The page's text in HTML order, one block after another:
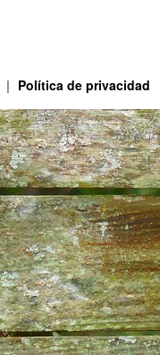
Política de privacidad
This site is